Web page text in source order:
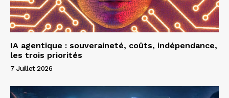
IA agentique : souveraineté, coûts, indépendance,
les trois priorités
7 Juillet 2026